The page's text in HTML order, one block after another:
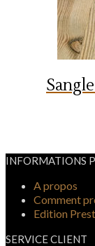
INFORMATIONS
A propos
Comment
Edition
SERVICE CLIENT